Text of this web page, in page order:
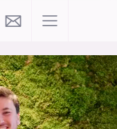
KI
meninger